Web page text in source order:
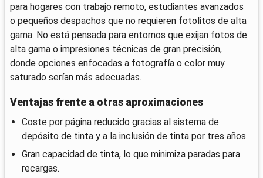
para hogares con trabajo remoto, estudiantes avanzados
o pequeños despachos que no requieren fotolitos de alta
gama. No está pensada para entornos que exijan fotos de
alta gama o impresiones técnicas de gran precisión,
donde opciones enfocadas a fotografía o color muy
saturado serían más adecuadas.
Ventajas frente a otras aproximaciones
Coste por página reducido gracias al sistema de
depósito de tinta y a la inclusión de tinta por tres años.
Gran capacidad de tinta, lo que minimiza paradas para
recargas.